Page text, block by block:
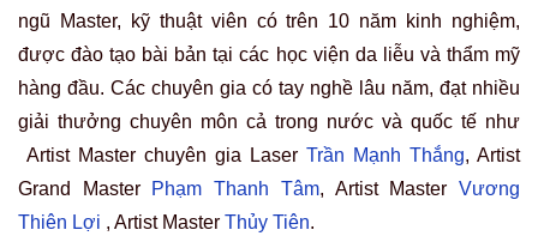
ngũ Master, kỹ thuật viên có trên 10 năm kinh nghiệm,
được đào tạo bài bản tại các học viện da liễu và thẩm mỹ
hàng đầu. Các chuyên gia có tay nghề lâu năm, đạt nhiều
giải thưởng chuyên môn cả trong nước và quốc tế như
Artist Master chuyên gia Laser Trần Mạnh Thắng, Artist
Grand Master
Phạm Thanh Tâm, Artist MasterVương
Thiên Lợi , Artist Master Thủy Tiên.